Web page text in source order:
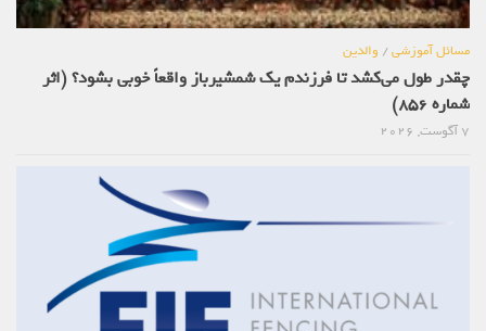
مسائل آموزشی/والدین
چقدر طول می‌کشد تا فرزندم یک شمشیرباز واقعاً خوبی بشود؟ (اثر
شماره 856)